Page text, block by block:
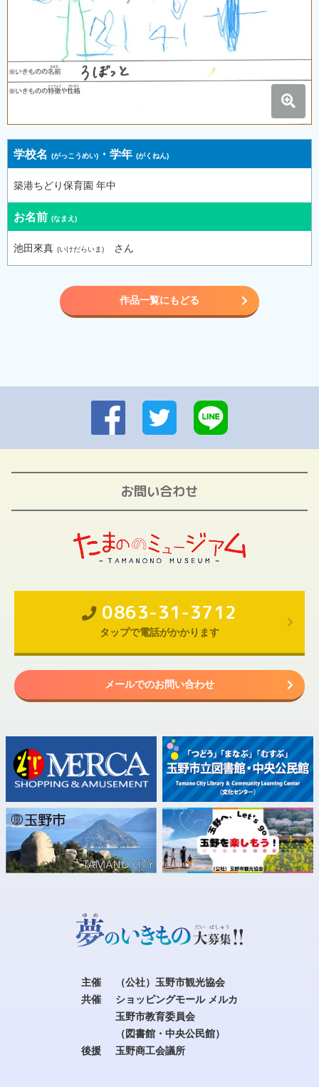
学校名 ・学年
築港ちどり保育園 年中
お名前
池田來真 さん
作品一覧にもどる
お問い合わせ
0863-31-3712
タップで電話がかかります
メールでのお問い合わせ
主催
（公社）玉野市観光協会
共催
ショッピングモール メルカ
玉野市教育委員会
（図書館・中央公民館）
後援
玉野商工会議所